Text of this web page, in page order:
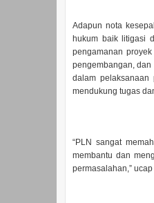
Adapun nota
hukum baik litigasi
pengamanan
pengembangan,
dalam pelaksanaan
mendukung tugas
“PLN sangat
membantu dan
permasalahan,”